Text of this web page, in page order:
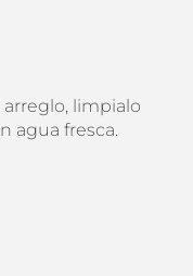
limpialo
agua fresca.